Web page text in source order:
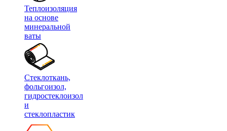
Теплоизоляция
на основе
минеральной
ваты
Стеклоткань,
фольгоизол,
гидростеклоизол
и
стеклопластик